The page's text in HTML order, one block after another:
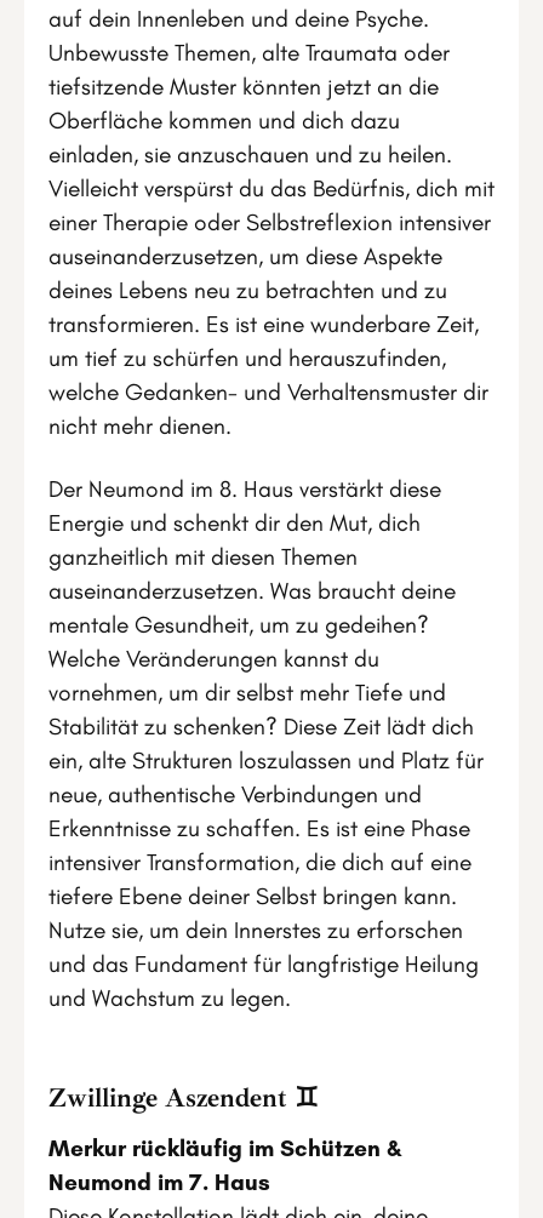
auf dein Innenleben und deine Psyche.
Unbewusste Themen, alte Traumata oder
tiefsitzende Muster könnten jetzt an die
Oberfläche kommen und dich dazu
einladen, sie anzuschauen und zu heilen.
Vielleicht verspürst du das Bedürfnis, dich mit
einer Therapie oder Selbstreflexion intensiver
auseinanderzusetzen, um diese Aspekte
deines Lebens neu zu betrachten und zu
transformieren. Es ist eine wunderbare Zeit,
um tief zu schürfen und herauszufinden,
welche Gedanken- und Verhaltensmuster dir
nicht mehr dienen.
Der Neumond im 8. Haus verstärkt diese
Energie und schenkt dir den Mut, dich
ganzheitlich mit diesen Themen
auseinanderzusetzen. Was braucht deine
mentale Gesundheit, um zu gedeihen?
Welche Veränderungen kannst du
vornehmen, um dir selbst mehr Tiefe und
Stabilität zu schenken? Diese Zeit lädt dich
ein, alte Strukturen loszulassen und Platz für
neue, authentische Verbindungen und
Erkenntnisse zu schaffen. Es ist eine Phase
intensiver Transformation, die dich auf eine
tiefere Ebene deiner Selbst bringen kann.
Nutze sie, um dein Innerstes zu erforschen
und das Fundament für langfristige Heilung
und Wachstum zu legen.
Zwillinge Aszendent ♊
Merkur rückläufig im Schützen &
Neumond im 7. Haus